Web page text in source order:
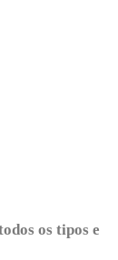
os tipos e